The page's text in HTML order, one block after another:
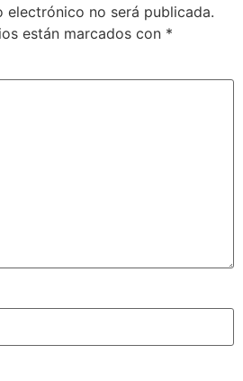
electrónico no será publicada.
están marcados con *